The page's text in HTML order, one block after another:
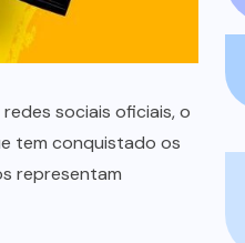
sociais oficiais, o
tem conquistado os
representam